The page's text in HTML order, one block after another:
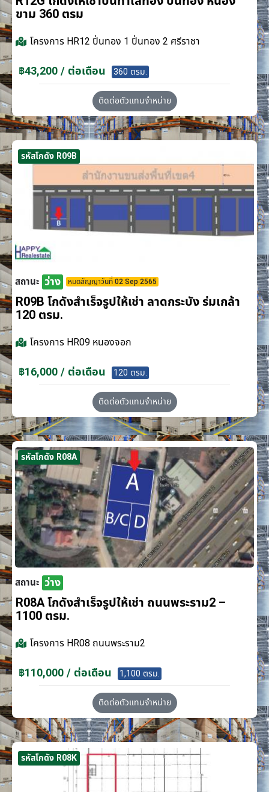
ขาม 360 ตรม
โครงการ HR12 ปิ่นทอง 1 ปิ่นทอง 2 ศรีราชา
฿43,200 / ต่อเดือน 360 ตรม.
ติดต่อตัวแทนจำหน่าย
รหัสโกดัง R09B
สถานะ ว่าง หมดสัญญาวันที่ 02 Sep 2565
R09B โกดังสำเร็จรูปให้เช่า ลาดกระบัง​ ร่มเกล้า
120 ตรม.
โครงการ HR09 หนองจอก
฿16,000 / ต่อเดือน 120 ตรม.
ติดต่อตัวแทนจำหน่าย
รหัสโกดัง R08A
สถานะ ว่าง
R08A โกดังสำเร็จรูปให้เช่า ถนนพระราม2 –
1100 ตรม.
โครงการ HR08 ถนนพระราม2
฿110,000 / ต่อเดือน 1,100 ตรม.
ติดต่อตัวแทนจำหน่าย
รหัสโกดัง R08K